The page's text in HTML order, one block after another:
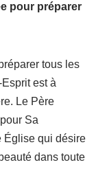
pour préparer
tous les
est à
Le Père
Sa
Église qui désire
dans toute